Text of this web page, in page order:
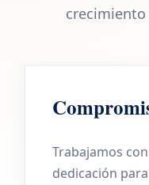
Trabajamos
dedicación